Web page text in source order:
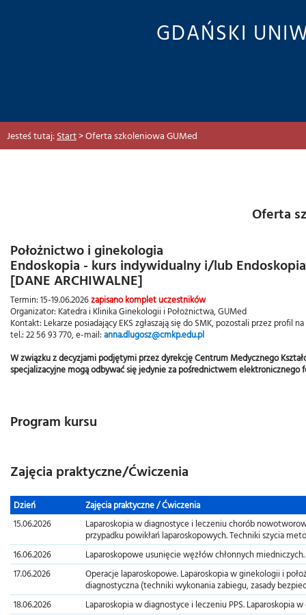
GDAŃSKI
Jesteś tutaj:Start> Oferta szkoleniowa GUMed
Oferta
Położnictwo i ginekologia
Endoskopia - kurs indywidualny i/lub
[DANE ARCHIWALNE]
Termin: 15-19.06.2026zapisano komplet uczestników
Organizator: Katedra i Klinika Ginekologii i Położnictwa, GUMed
Kontakt: Lekarze posiadający EKS zgłaszają się do SMK, pozostali przez profil
tel.: 22 56 93 770, e-mail:anna.dlugosz@cmkp.edu.pl
W związku z decyzjami podjętymi przez dyrekcję Centrum Medycznego
specjalizacyjne mogą odbywać się jedynie za pośrednictwem elektronicznego
Program kursu
Zajęcia praktyczne/Ćwiczenia
Dzień
Zajęcia praktyczne / Ćwiczenia
15.06.2026
Laparoskopia w diagnostyce i leczeniu chorób
przypadku powikłań laparoskopowych. Techniki szycia
16.06.2026
Laparoskopowe usunięcie węzłów chłonnych
17.06.2026
Operacje laparoskopowe. Laparoskopia w ginekologii i
diagnostyczna (techniki wykonania zabiegu, zasady
18.06.2026
Laparoskopia w diagnostyce i leczeniu PPS. Laparoskopia
Kolegium
Kursy